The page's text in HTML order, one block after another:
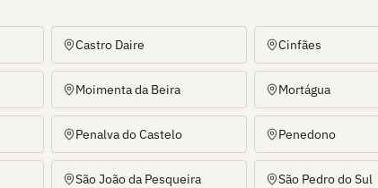
Castro Daire Cinfães
Moimenta da Beira Mortágua
Penalva do Castelo Penedono
São João da Pesqueira São Pedro do Sul